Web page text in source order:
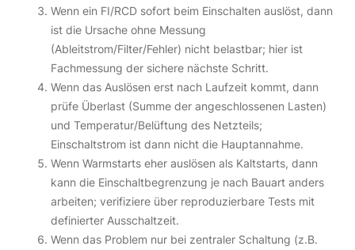
Wenn ein FI/RCD sofort beim Einschalten auslöst, dann
ist die Ursache ohne Messung
(Ableitstrom/Filter/Fehler) nicht belastbar; hier ist
Fachmessung der sichere nächste Schritt.
Wenn das Auslösen erst nach Laufzeit kommt, dann
prüfe Überlast (Summe der angeschlossenen Lasten)
und Temperatur/Belüftung des Netzteils;
Einschaltstrom ist dann nicht die Hauptannahme.
Wenn Warmstarts eher auslösen als Kaltstarts, dann
kann die Einschaltbegrenzung je nach Bauart anders
arbeiten; verifiziere über reproduzierbare Tests mit
definierter Ausschaltzeit.
Wenn das Problem nur bei zentraler Schaltung (z.B.